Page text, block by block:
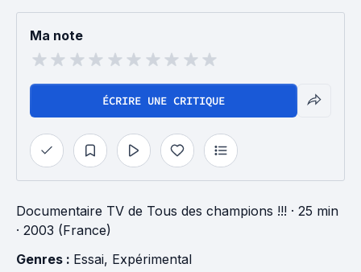
Ma note
ÉCRIRE UNE CRITIQUE
Documentaire TV de Tous des champions !!! · 25 min
· 2003 (France)
Genres : Essai, Expérimental